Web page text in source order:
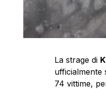
La strage di
ufficialmente
74 vittime,